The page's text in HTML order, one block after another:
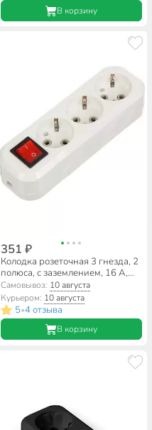
В корзину
351 ₽
Колодка розеточная 3 гнезда, 2
полюса, с заземлением, 16 А,
220 В, выключатель, General
Lighting Systems, Easy GSB-16-
3-G-S-IP20, 470054
Самовывоз: 10 августа
Курьером: 10 августа
5•4 отзыва
В корзину